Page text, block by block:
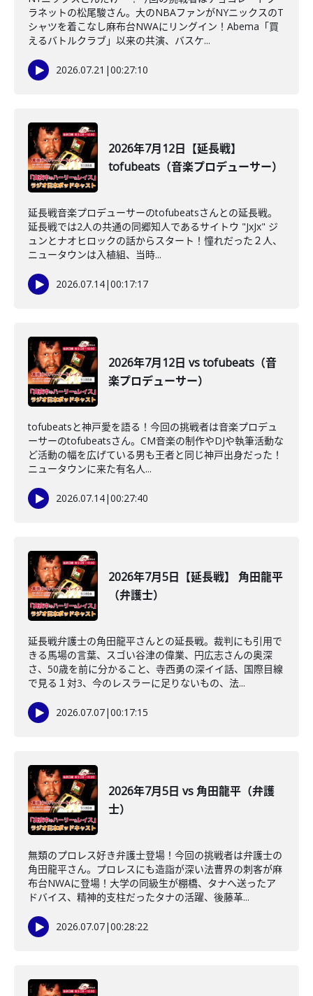
ラネットの松尾駿さん。大のNBAファンがNYニックスのT
シャツを着こなし麻布台NWAにリングイン！Abema「買
えるバトルクラブ」以来の共演、バスケ...
2026.07.21 |00:27:10
2026年7月12日【延長戦】
tofubeats（音楽プロデューサー）
延長戦音楽プロデューサーのtofubeatsさんとの延長戦。
延長戦では2人の共通の同郷知人であるサイトウ "JxJx" ジ
ュンとナオヒロックの話からスタート！憧れだった２人、
ニュータウンは入植組、当時...
2026.07.14|00:17:17
2026年7月12日 vs tofubeats（音
楽プロデューサー）
tofubeatsと神戸愛を語る！今回の挑戦者は音楽プロデュ
ーサーのtofubeatsさん。CM音楽の制作やDJや執筆活動な
ど活動の幅を広げている男も王者と同じ神戸出身だった！
ニュータウンに来た有名人...
2026.07.14|00:27:40
2026年7月5日【延長戦】 角田龍平
（弁護士）
延長戦弁護士の角田龍平さんとの延長戦。裁判にも引用で
きる馬場の言葉、スゴい谷津の偉業、円広志さんの奥深
さ、50歳を前に分かること、寺西勇の深イイ話、国際目線
で見る１対3、今のレスラーに足りないもの、法...
2026.07.07|00:17:15
2026年7月5日 vs 角田龍平（弁護
士）
無類のプロレス好き弁護士登場！今回の挑戦者は弁護士の
角田龍平さん。プロレスにも造詣が深い法曹界の刺客が麻
布台NWAに登場！大学の同級生が棚橋、タナへ送ったア
ドバイス、精神的支柱だったタナの活躍、後藤革...
2026.07.07|00:28:22